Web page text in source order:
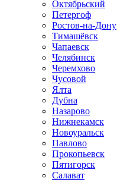
Октябрьский
Петергоф
Ростов-на-Дону
Тимашёвск
Чапаевск
Челябинск
Черемхово
Чусовой
Ялта
Дубна
Назарово
Нижнекамск
Новоуральск
Павлово
Прокопьевск
Пятигорск
Салават